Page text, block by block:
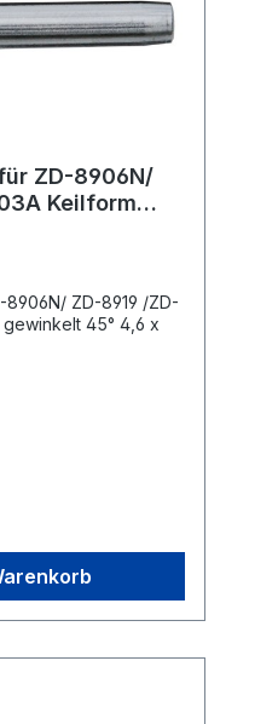
ZD-8906N/
Keilform
ZD-8919 /ZD-